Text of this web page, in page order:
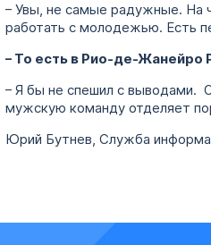
– Увы, не самые радужные. На
работать с молодежью. Есть
– То есть в Рио-де-Жанейро
– Я бы не спешил с выводами.
мужскую команду отделяет
Юрий Бутнев, Служба